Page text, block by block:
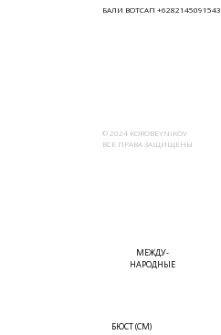
© 2024 KOROBEYNIKOV
ВСЕ ПРАВА ЗАЩИЩЕНЫ
БАЛИ ВОТСАП +6282145091543
МЕЖДУ-
НАРОДНЫЕ
БЮСТ (СМ)